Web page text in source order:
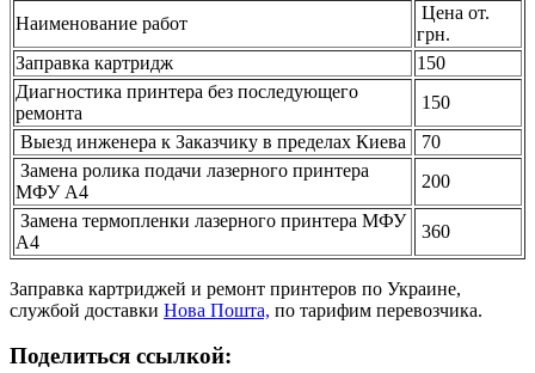
Наименование работ
Цена от.
грн.
Заправка картридж
150
Диагностика принтера без последующего
ремонта
150
Выезд инженера к Заказчику в пределах Киева
70
Замена ролика подачи лазерного принтера
МФУ А4
200
Замена термопленки лазерного принтера МФУ
А4
360
Заправка картриджей и ремонт принтеров по Украине,
службой доставки Нова Пошта, по тарифим перевозчика.
Поделиться ссылкой: